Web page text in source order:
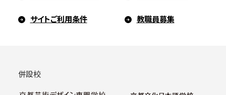
サイトご利用条件 教職員募集
併設校